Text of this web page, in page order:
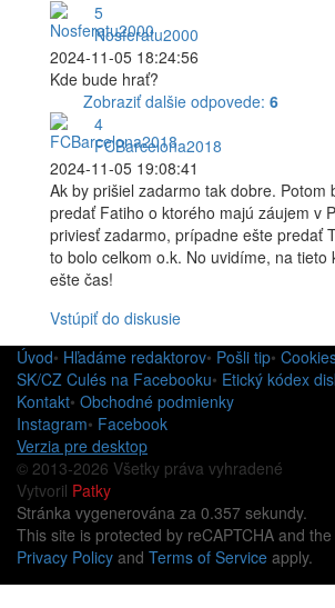
5
Nosferatu2000
2024-11-05 18:24:56
Kde bude hrať?
Zobraziť dalšie odpovede: 6
4
FCBarcelona2018
2024-11-05 19:08:41
Ak by prišiel zadarmo tak dobre. Potom
predať Fatiho o ktorého majú záujem v
priviesť zadarmo, prípadne ešte predať
to bolo celkom o.k. No uvidíme, na tieto
ešte čas!
Vstúpiť do diskusie
Úvod• Hľadáme redaktorov• Pošli tip•
SK/CZ Culés na Facebooku• Etický kódex
Kontakt• Obchodné podmienky
Instagram• Facebook
Verzia pre desktop
© 2013-2026 Všetky práva vyhradené
Vytvoril Patky
Stránka vygenerována za 0.357 sekundy.
This site is protected by reCAPTCHA and
Privacy Policy and Terms of Service apply.